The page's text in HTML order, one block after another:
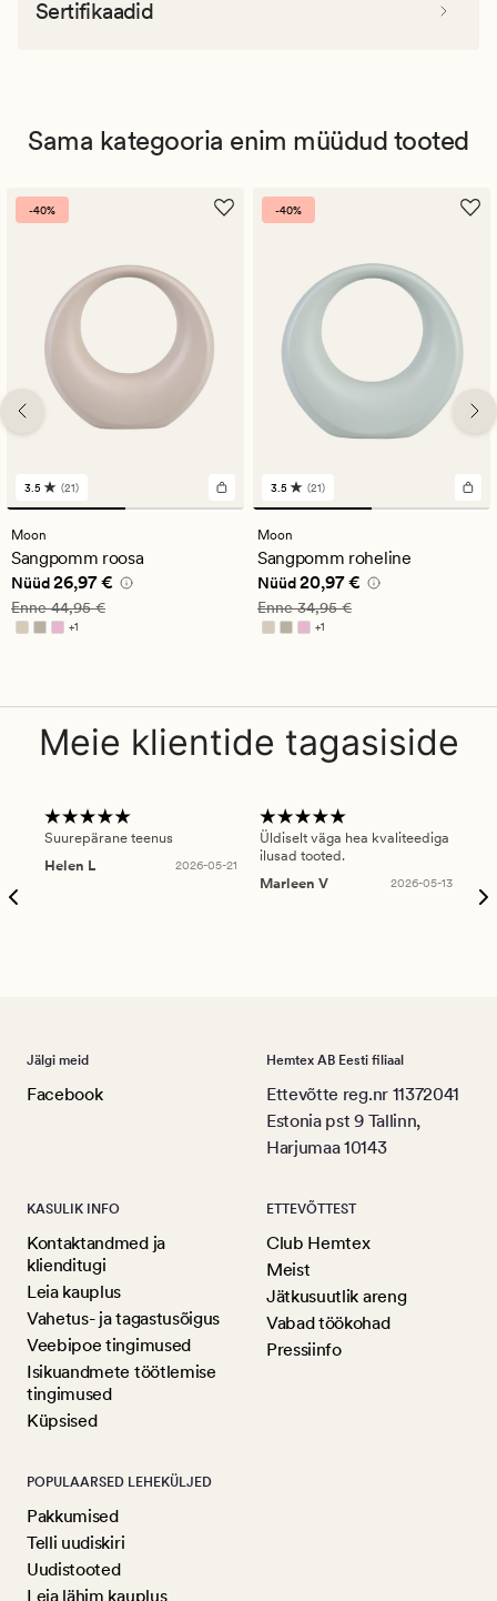
Sertifikaadid
Sama kategooria enim müüdud tooted
-40%
21
arvustust
keskmise
hinnanguga
3.5
3.5 (21)
Moon
Sangpomm roosa
Nåværende pris_ee
Nüüd26,97 €
Vanlig pris_ee
Enne44,95 €
+1
Saadaval rohkemates värvitoonides
-40%
21
arvustust
keskmise
hinnanguga
3.5
3.5 (21)
Moon
Sangpomm roheline
Nåværende pris_ee
Nüüd20,97 €
Vanlig pris_ee
Enne34,95 €
+1
Saadaval rohkemates värvitoonides
Meie klientide tagasiside
Suurepärane teenus
Helen L
2026-05-21
Üldiselt väga hea kvaliteediga
ilusad tooted.
Marleen V
2026-05-13
Jälgi meid
Facebook
Hemtex AB Eesti filiaal
Ettevõtte reg.nr 11372041
Estonia pst 9 Tallinn,
Harjumaa 10143
KASULIK INFO
Kontaktandmed ja
klienditugi
Leia kauplus
Vahetus- ja tagastusõigus
Veebipoe tingimused
Isikuandmete töötlemise
tingimused
Küpsised
ETTEVÕTTEST
Club Hemtex
Meist
Jätkusuutlik areng
Vabad töökohad
Pressiinfo
POPULAARSED LEHEKÜLJED
Pakkumised
Telli uudiskiri
Uudistooted
Leia lähim kauplus